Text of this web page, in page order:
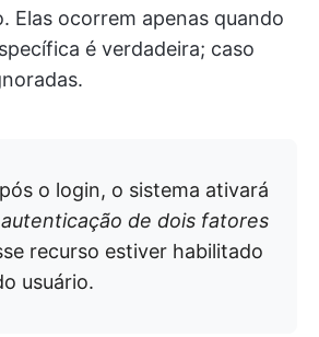
Elas ocorrem apenas quando
é verdadeira; caso
o login, o sistema ativará
autenticação de dois fatores
recurso estiver habilitado
usuário.